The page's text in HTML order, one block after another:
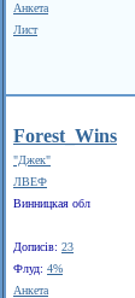
Анкета
Лист
Forest_Wins
"Джек"
ЛВЕФ
Винницкая обл
Дописів: 23
Флуд: 4%
Анкета